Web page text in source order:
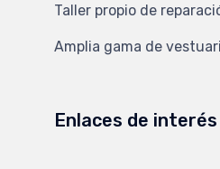
Taller propio de
Amplia gama de
Enlaces de interés